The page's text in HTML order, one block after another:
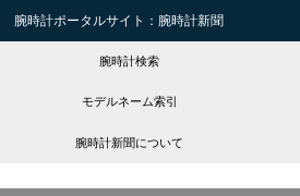
腕時計ポータルサイト：腕時計新聞
腕時計検索
モデルネーム索引
腕時計新聞について